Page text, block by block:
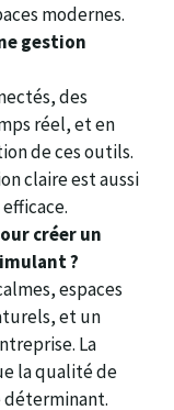
modernes.
gestion
des
réel, et en
de ces outils.
claire est aussi
créer un
?
espaces
et un
La
la qualité de
déterminant.